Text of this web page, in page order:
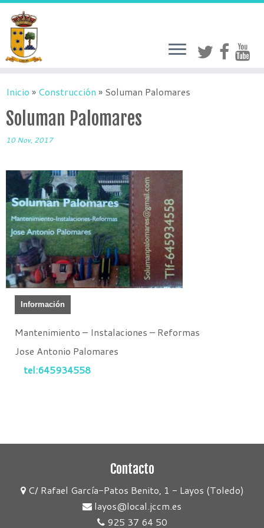
Inicio » Construcción » Soluman Palomares
Soluman Palomares
10 Nov, 2017
Información
Mantenimiento – Instalaciones – Reformas
Jose Antonio Palomares
tel:645934558
Contacto
C/ Rafael García-Patos Benito, 1 - Layos (Toledo)
layos@local.jccm.es
925 37 64 50